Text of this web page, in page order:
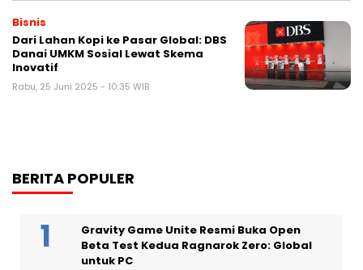
Bisnis
Dari Lahan Kopi ke Pasar Global: DBS
Danai UMKM Sosial Lewat Skema
Inovatif
Rabu, 25 Juni 2025 - 10:35 WIB
BERITA POPULER
Gravity Game Unite Resmi Buka Open
Beta Test Kedua Ragnarok Zero: Global
untuk PC